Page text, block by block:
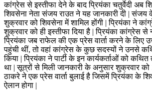
कांग्रेस से इस्तीफा देने के बाद प्रियंका चतुर्वेदी अब
शिवसेना नेता संजय राउत ने यह जानकारी दी | संजय
शुक्रवार को शिवसेना में शामिल होंगी | प्रियंका ने
शुक्रवार को ही इस्तीफा दिया है | प्रियंका कांग्रेस से
प्रियंका जब राफेल की एक प्रेस वार्ता करने के लिए
पहुंची थीं, तो वहां कांग्रेस के कुछ सदस्यों ने उनसे
किया | प्रियंका ने पार्टी के इन कार्यकर्ताओं को कथित
था | सूत्रों से मिली जानकारी के अनुसार शुक्रवार को
ठाकरे ने एक प्रेस वार्ता बुलाई है जिसमें प्रियंका के
ऐलान होगा |